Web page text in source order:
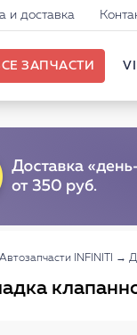
и доставка
ЗАПЧАСТИ
Автозапчасти INFINITI →